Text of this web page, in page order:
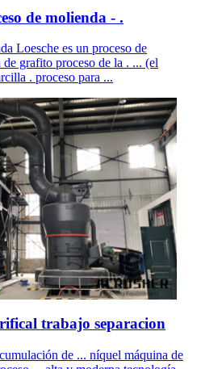
de molienda - .
Loesche es un proceso de
grafito proceso de la . ... (el
. proceso para ...
trabajo separacion
de ... níquel máquina de